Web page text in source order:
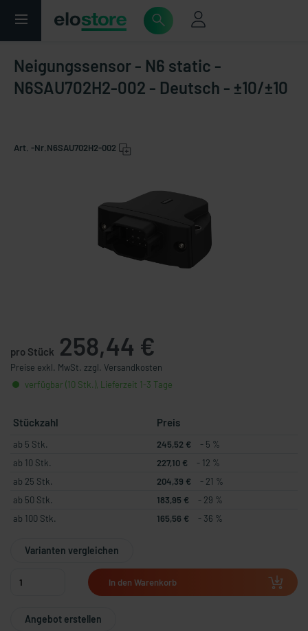
Neigungssensor - N6 static -
N6SAU702H2-002 - Deutsch - ±10/±10
Art. -Nr. N6SAU702H2-002
pro Stück 258,44 €
Preise exkl. MwSt. zzgl. Versandkosten
verfügbar (10 Stk.), Lieferzeit 1-3 Tage
Stückzahl Preis
ab 5 Stk. 245,52 €
- 5 %
ab 10 Stk.
227,10 €
- 12 %
ab 25 Stk.
204,39 €
- 21 %
ab 50 Stk.
183,95 €
- 29 %
ab 100 Stk.
165,56 € - 36 %
Varianten vergleichen
In den Warenkorb
Angebot erstellen